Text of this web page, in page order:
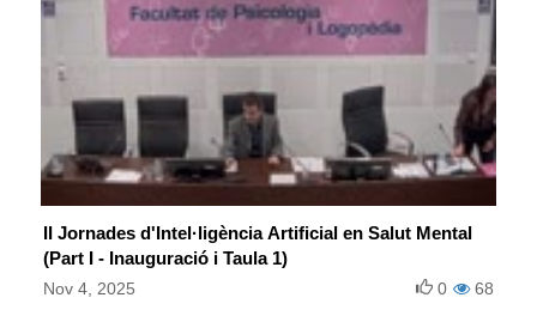
II Jornades d'Intel·ligència Artificial en Salut Mental
(Part I - Inauguració i Taula 1)
Nov 4, 2025 68
0